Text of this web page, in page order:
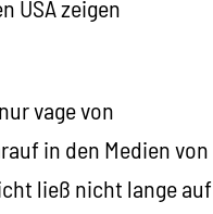
USA zeigen
vage von
in den Medien von
ließ nicht lange auf